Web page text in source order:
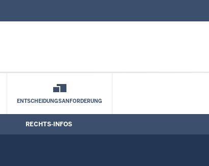
ENTSCHEIDUNGSANFORDERUNG
RECHTS-INFOS